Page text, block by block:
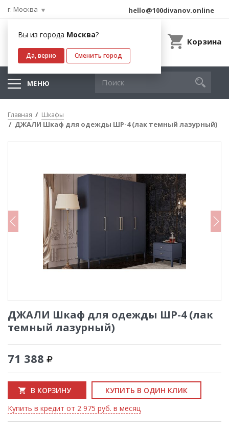
г. Москва
Вы из города Москва?
Да, верно Сменить город
hello@100divanov.online
Корзина
МЕНЮ
Главная Шкафы
ДЖАЛИ Шкаф для одежды ШР-4 (лак темный лазурный)
ДЖАЛИ Шкаф для одежды ШР-4 (лак
темный лазурный)
71 388
В КОРЗИНУ
КУПИТЬ В ОДИН КЛИК
Купить в кредит от 2 975 руб. в месяц